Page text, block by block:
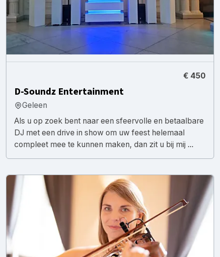
€ 450
D-Soundz Entertainment
Geleen
Als u op zoek bent naar een sfeervolle en betaalbare
DJ met een drive in show om uw feest helemaal
compleet mee te kunnen maken, dan zit u bij mij ...